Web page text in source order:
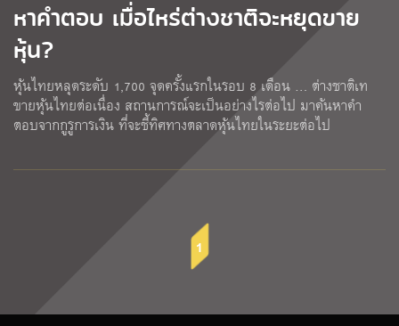
หาคำตอบ เมื่อไหร่ต่างชาติจะหยุดขาย
หุ้น?
หุ้นไทยหลุดระดับ 1,700 จุดครั้งแรกในรอบ 8 เดือน … ต่างชาติเท
ขายหุ้นไทยต่อเนื่อง สถานการณ์จะเป็นอย่างไรต่อไป มาค้นหาคำ
ตอบจากกูรูการเงิน ที่จะชี้ทิศทางตลาดหุ้นไทยในระยะต่อไป
1